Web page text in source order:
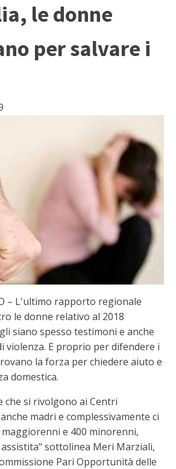
le donne
per salvare i
– L'ultimo rapporto regionale
le donne relativo al 2018
siano spesso testimoni e anche
violenza. E proprio per difendere i
la forza per chiedere aiuto e
domestica.
che si rivolgono ai Centri
madri e complessivamente ci
e 400 minorenni,
sottolinea Meri Marziali,
Pari Opportunità delle